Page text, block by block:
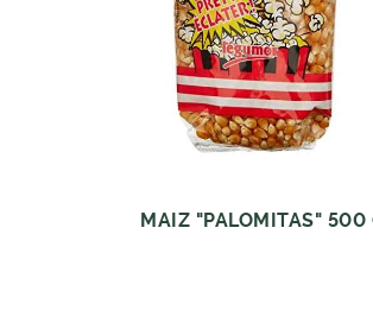
MAIZ "PALOMITAS" 500